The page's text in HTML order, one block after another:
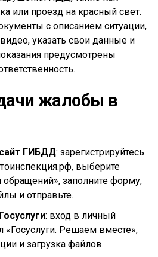
или проезд на красный свет.
с описанием ситуации,
указать свои данные и
предусмотрены
жалобы в
ГИБДД: зарегистрируйтесь
выберите
заполните форму,
и отправьте.
: вход в личный
«Госуслуги. Решаем вместе»,
и загрузка файлов.